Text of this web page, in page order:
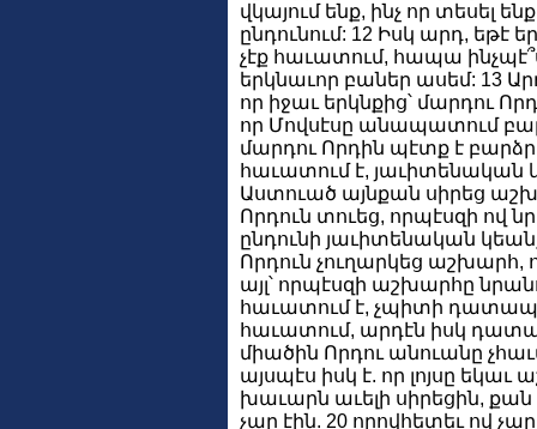
վկայում ենք, ինչ որ տեսել
ընդունում: 12 Իսկ արդ, եթէ
չէք հաւատում, հապա
երկնաւոր բաներ ասեմ: 13 Արդ,
որ իջաւ երկնքից՝ մարդու
որ Մովսէսը անապատում
մարդու Որդին պէտք է
հաւատում է, յաւիտենական
Աստուած այնքան սիրեց
Որդուն տուեց, որպէսզի ով
ընդունի յաւիտենական
Որդուն չուղարկեց
այլ՝ որպէսզի աշխարհը
հաւատում է, չպիտի
հաւատում, արդէն իսկ
միածին Որդու անուանը
այսպէս իսկ է. որ լոյսը
խաւարն աւելի սիրեցին, քան
չար էին. 20 որովհետեւ ով